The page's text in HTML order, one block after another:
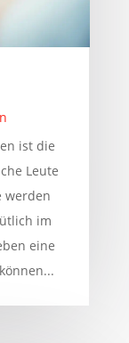
ist die
Leute
werden
im
eine